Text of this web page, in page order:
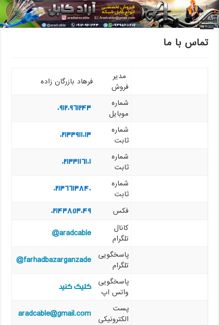
خانه / تماس با ما
تماس با ما
مدیر
فروش
فرهاد بازرگان زاده
شماره
موبایل
09120961243
شماره
ثابت
02133911013
شماره
ثابت
02133116101
شماره
ثابت
02136613840
فکس 02143853049
کانال
تلگرام
aradcable@
پاسخگویی
تلگرام
farhadbazarganzade@
پاسخگویی
واتس اپ
کلیک کنید
پست
الکترونیکی
aradcable@gmail.com